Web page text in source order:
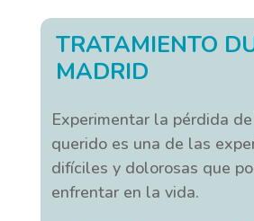
TRATAMIENTO
MADRID
Experimentar la pérdida
querido es una de las
difíciles y dolorosas que
enfrentar en la vida.